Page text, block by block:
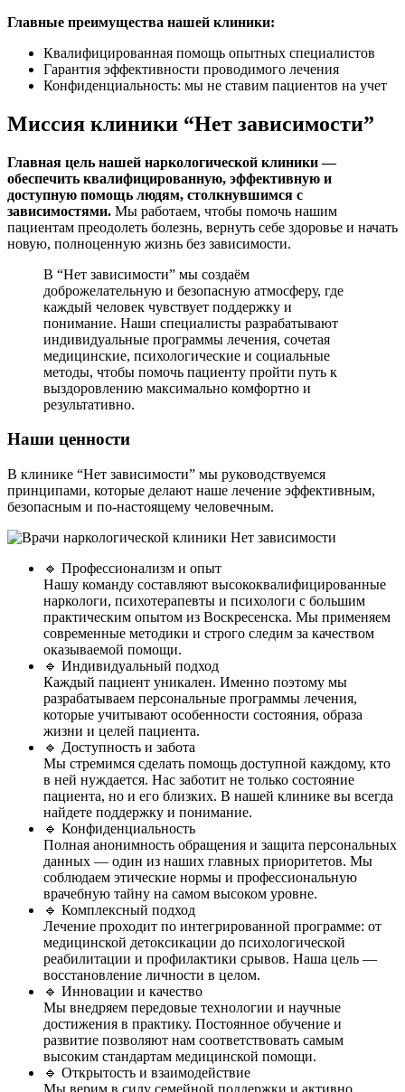
Главные преимущества нашей клиники:
Квалифицированная помощь опытных специалистов
Гарантия эффективности проводимого лечения
Конфиденциальность: мы не ставим пациентов на учет
Миссия клиники “Нет зависимости”
Главная цель нашей наркологической клиники —
обеспечить квалифицированную, эффективную и
доступную помощь людям, столкнувшимся с
зависимостями. Мы работаем, чтобы помочь нашим
пациентам преодолеть болезнь, вернуть себе здоровье и начать
новую, полноценную жизнь без зависимости.
В “Нет зависимости” мы создаём
доброжелательную и безопасную атмосферу, где
каждый человек чувствует поддержку и
понимание. Наши специалисты разрабатывают
индивидуальные программы лечения, сочетая
медицинские, психологические и социальные
методы, чтобы помочь пациенту пройти путь к
выздоровлению максимально комфортно и
результативно.
Наши ценности
В клинике “Нет зависимости” мы руководствуемся
принципами, которые делают наше лечение эффективным,
безопасным и по-настоящему человечным.
🔹 Профессионализм и опыт
Нашу команду составляют высококвалифицированные
наркологи, психотерапевты и психологи с большим
практическим опытом из Воскресенска. Мы применяем
современные методики и строго следим за качеством
оказываемой помощи.
🔹 Индивидуальный подход
Каждый пациент уникален. Именно поэтому мы
разрабатываем персональные программы лечения,
которые учитывают особенности состояния, образа
жизни и целей пациента.
🔹 Доступность и забота
Мы стремимся сделать помощь доступной каждому, кто
в ней нуждается. Нас заботит не только состояние
пациента, но и его близких. В нашей клинике вы всегда
найдете поддержку и понимание.
🔹 Конфиденциальность
Полная анонимность обращения и защита персональных
данных — один из наших главных приоритетов. Мы
соблюдаем этические нормы и профессиональную
врачебную тайну на самом высоком уровне.
🔹 Комплексный подход
Лечение проходит по интегрированной программе: от
медицинской детоксикации до психологической
реабилитации и профилактики срывов. Наша цель —
восстановление личности в целом.
🔹 Инновации и качество
Мы внедряем передовые технологии и научные
достижения в практику. Постоянное обучение и
развитие позволяют нам соответствовать самым
высоким стандартам медицинской помощи.
🔹 Открытость и взаимодействие
Мы верим в силу семейной поддержки и активно